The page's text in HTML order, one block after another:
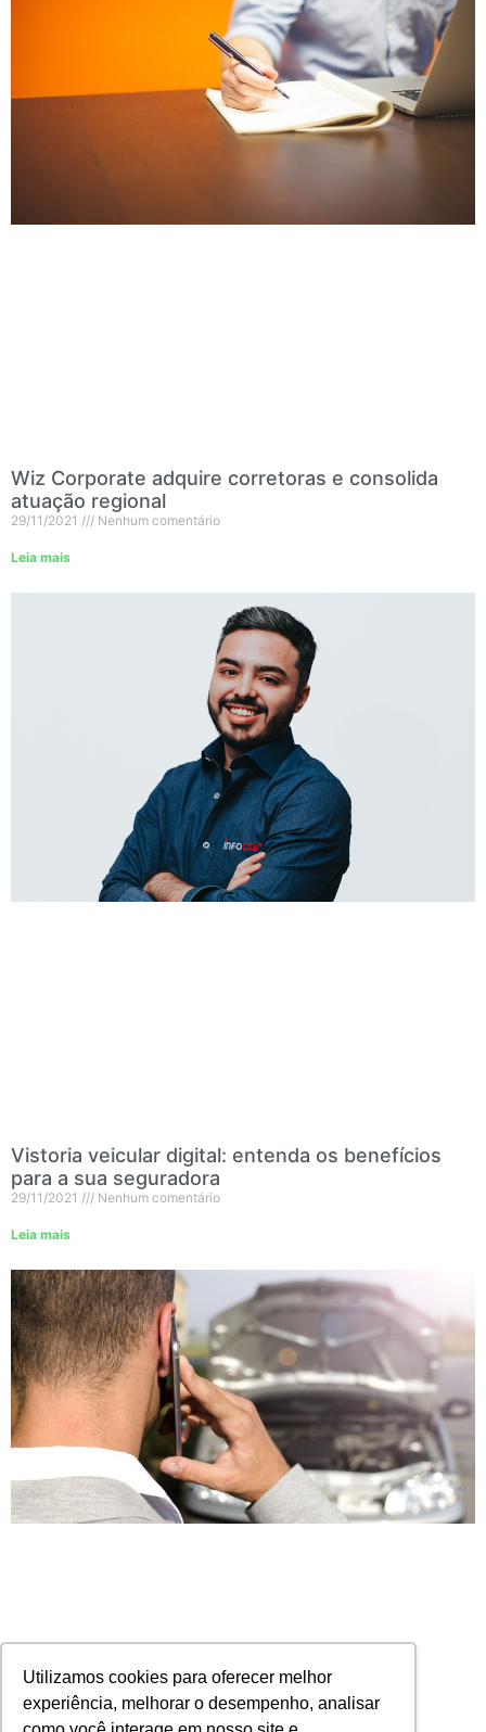
Utilizamos cookies para oferecer melhor
experiência, melhorar o desempenho, analisar
Wiz Corporate adquire corretoras e consolida
atuação regional
29/11/2021 Nenhum comentário
Leia mais
Vistoria veicular digital: entenda os benefícios
para a sua seguradora
29/11/2021 Nenhum comentário
Leia mais